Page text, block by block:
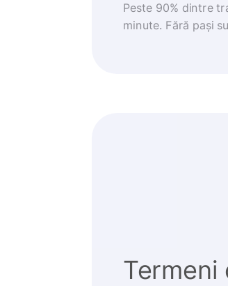
Peste 90% dintre
minute. Fără pași
Termeni